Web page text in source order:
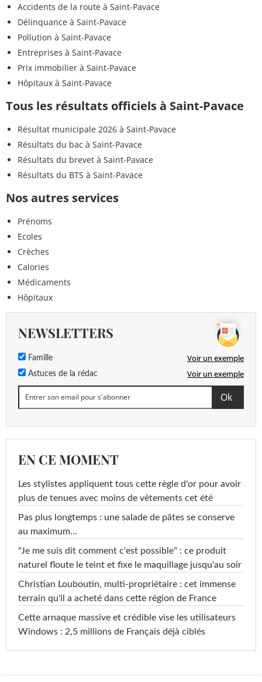
Accidents de la route à Saint-Pavace
Délinquance à Saint-Pavace
Pollution à Saint-Pavace
Entreprises à Saint-Pavace
Prix immobilier à Saint-Pavace
Hôpitaux à Saint-Pavace
Tous les résultats officiels à Saint-Pavace
Résultat municipale 2026 à Saint-Pavace
Résultats du bac à Saint-Pavace
Résultats du brevet à Saint-Pavace
Résultats du BTS à Saint-Pavace
Nos autres services
Prénoms
Ecoles
Crèches
Calories
Médicaments
Hôpitaux
NEWSLETTERS
Famille Voir un exemple
Astuces de la rédac Voir un exemple
EN CE MOMENT
Les stylistes appliquent tous cette règle d'or pour avoir
plus de tenues avec moins de vêtements cet été
Pas plus longtemps : une salade de pâtes se conserve
au maximum...
"Je me suis dit comment c'est possible" : ce produit
naturel floute le teint et fixe le maquillage jusqu'au soir
Christian Louboutin, multi-propriétaire : cet immense
terrain qu'il a acheté dans cette région de France
Cette arnaque massive et crédible vise les utilisateurs
Windows : 2,5 millions de Français déjà ciblés